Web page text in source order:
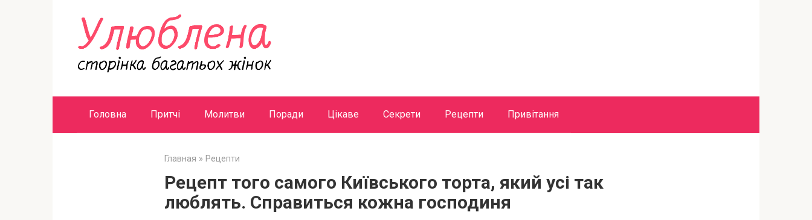
Головна Притчі Молитви Поради Цікаве Секрети Рецепти Привітання
Главная » Рецепти
Рецепт того самого Київського торта, який усі так
люблять. Справиться кожна господиня